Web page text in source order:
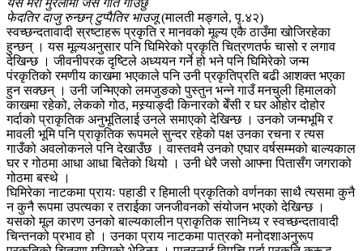
फेदतिर दाजु रुन्छन् टुप्पैतिर भाउजू(मालती मङ्गले, पृ.४२)
स्वच्छन्दतावादी स्रष्टाहरू प्रकृति र मानवको मूल्य एकै ठाउँमा खोजिरहेका
हुन्छन् । यस मूल्यअनुसार पनि घिमिरेको प्रकृति चित्रणतर्फ चासो र लगाव
देखिन्छ । जीवनीपरक दृष्टिले अध्ययन गर्ने हो भने पनि घिमिरेको जन्म
पंरकृतिको रमणीय काखमा भएकाले पनि उनी प्रकृतिप्रति बढी आशक्त भएका
हुन सक्छन् । उनी जन्मिएको लमजुङको पुस्तुन भन्ने गाउँ मनचुली हिमालको
काखमा रहेको, लेकको गोठ, मस्र्याङ्दी किनारको बेँसी र घर ओहोर दोहोर
गर्दाको प्राकृतिक अनुभूतिलाई उनले समाएको देखिन्छ । उनको जन्मभूमि र
मावली भूमि पनि प्राकृतिक रूपमले सुन्दर रहेको पक्ष उनका रचना र त्यस
गाउँको अवलोकनले पनि देखाउँछ । वास्तवमै उनको एघार वर्षसम्मको बाल्यकाल
घर र गोठमा आधा आधा बितेको थियो । उनी धेरै जसो आफ्ना पितासँग जगराको
गोठमा बस्थे ।
घिमिरेका नाटकमा प्रायः पहाडी र हिमाली प्रकृतिको वर्णनका साथै त्यसमा कुनै
न कुनै रूपमा उपत्यका र तराईका जनजीवनको संयोजन भएको देखिन्छ ।
यसको मूल कारण उनको बाल्यकालीन प्राकृतिक सानिध्य र स्वच्छन्दतावादी
चिन्तनको प्रभाव हो । उनका प्राय नाटकमा पात्रको मनोदशाअनुरूप